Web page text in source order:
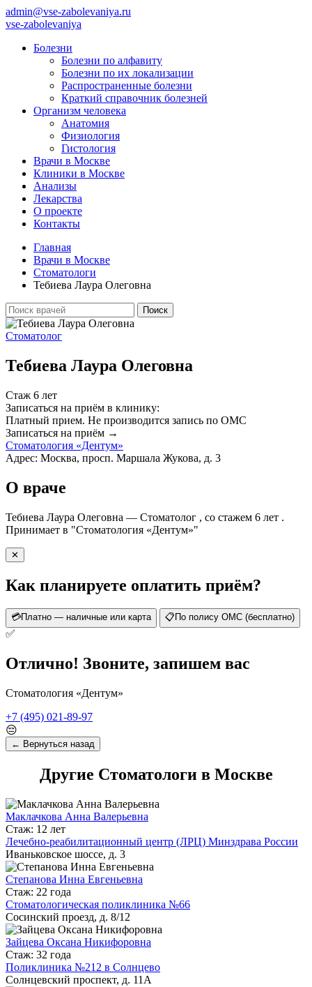
admin@vse-zabolevaniya.ru
vse-zabolevaniya
Болезни
Болезни по алфавиту
Болезни по их локализации
Распространенные болезни
Краткий справочник болезней
Организм человека
Анатомия
Физиология
Гистология
Врачи в Москве
Клиники в Москве
Анализы
Лекарства
О проекте
Контакты
Главная
Врачи в Москве
Стоматологи
Тебиева Лаура Олеговна
Стоматолог
Тебиева Лаура Олеговна
Стаж 6 лет
Записаться на приём в клинику:
Платный прием. Не производится запись по ОМС
Записаться на приём →
Стоматология «Дентум»
Адрес: Москва, просп. Маршала Жукова, д. 3
О враче
Тебиева Лаура Олеговна — Стоматолог , со стажем 6 лет .
Принимает в "Стоматология «Дентум»"
✕
Как планируете оплатить приём?
💳Платно — наличные или карта 📋 По полису ОМС (бесплатно)
✅
Отлично! Звоните, запишем вас
Стоматология «Дентум»
+7 (495) 021-89-97
😔
← Вернуться назад
Другие Стоматологи в Москве
Маклачкова Анна Валерьевна
Стаж: 12 лет
Лечебно-реабилитационный центр (ЛРЦ) Минздрава России
Иваньковское шоссе, д. 3
Степанова Инна Евгеньевна
Стаж: 22 года
Стоматологическая поликлиника №66
Сосинский проезд, д. 8/12
Зайцева Оксана Никифоровна
Стаж: 32 года
Поликлиника №212 в Солнцево
Солнцевский проспект, д. 11А